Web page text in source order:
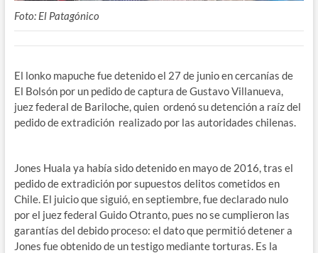
Foto: El Patagónico
El lonko mapuche fue detenido el 27 de junio en cercanías de
El Bolsón por un pedido de captura de Gustavo Villanueva,
juez federal de Bariloche, quien ordenó su detención a raíz del
pedido de extradición realizado por las autoridades chilenas.
Jones Huala ya había sido detenido en mayo de 2016, tras el
pedido de extradición por supuestos delitos cometidos en
Chile. El juicio que siguió, en septiembre, fue declarado nulo
por el juez federal Guido Otranto, pues no se cumplieron las
garantías del debido proceso: el dato que permitió detener a
Jones fue obtenido de un testigo mediante torturas. Es la